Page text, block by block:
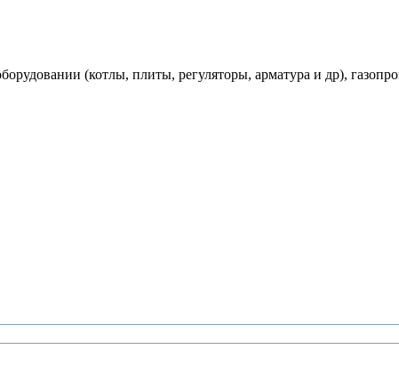
(котлы, плиты, регуляторы, арматура и др),